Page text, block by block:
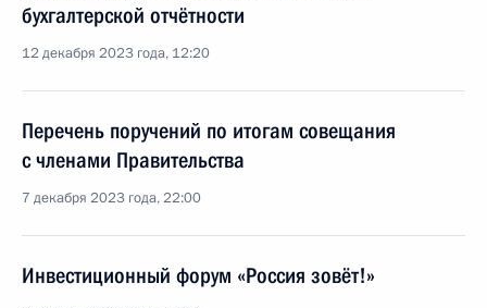
бухгалтерской отчётности
12 декабря 2023 года, 12:20
Перечень поручений по итогам совещания
с членами Правительства
7 декабря 2023 года, 22:00
Инвестиционный форум «Россия зовёт!»